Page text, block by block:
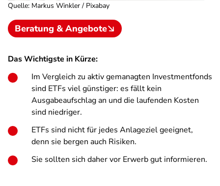
Quelle: Markus Winkler / Pixabay
Beratung & Angebote
Das Wichtigste in Kürze:
Im Vergleich zu aktiv gemanagten Investmentfonds
sind ETFs viel günstiger: es fällt kein
Ausgabeaufschlag an und die laufenden Kosten
sind niedriger.
ETFs sind nicht für jedes Anlageziel geeignet,
denn sie bergen auch Risiken.
Sie sollten sich daher vor Erwerb gut informieren.